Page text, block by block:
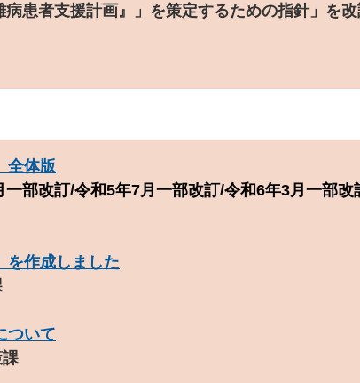
患者支援計画』」を策定するための指針」を
全体版
部改訂/令和5年7月一部改訂/令和6年3月一部
を作成しました
ついて